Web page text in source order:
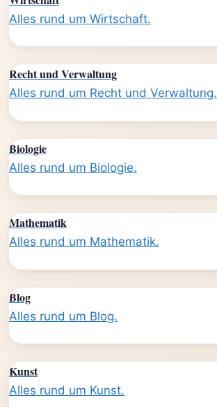
Alles rund um Wirtschaft.
Recht und Verwaltung
Alles rund um Recht und Verwaltung.
Biologie
Alles rund um Biologie.
Mathematik
Alles rund um Mathematik.
Blog
Alles rund um Blog.
Kunst
Alles rund um Kunst.